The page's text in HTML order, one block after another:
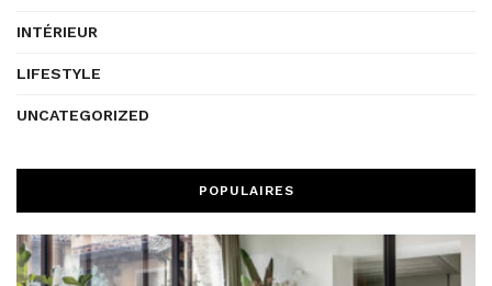
INTÉRIEUR
LIFESTYLE
UNCATEGORIZED
POPULAIRES